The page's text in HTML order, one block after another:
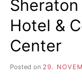
Hotel &
Center
Posted on 29.